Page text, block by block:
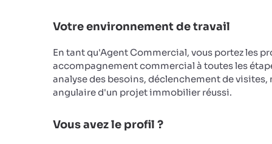
Votre environnement de travail
En tant qu'Agent Commercial, vous portez les
accompagnement commercial à toutes les
analyse des besoins, déclenchement de
angulaire d'un projet immobilier réussi.
Vous avez le profil ?